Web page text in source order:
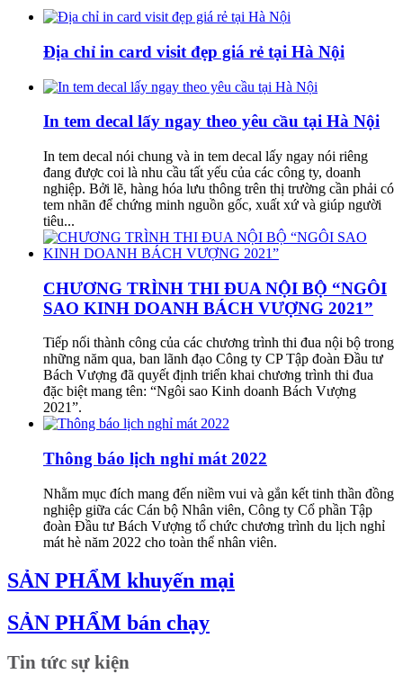
Địa chỉ in card visit đẹp giá rẻ tại Hà Nội
In tem decal lấy ngay theo yêu cầu tại Hà Nội
In tem decal nói chung và in tem decal lấy ngay nói riêng
đang được coi là nhu cầu tất yếu của các công ty, doanh
nghiệp. Bởi lẽ, hàng hóa lưu thông trên thị trường cần phải có
tem nhãn để chứng minh nguồn gốc, xuất xứ và giúp người
tiêu...
CHƯƠNG TRÌNH THI ĐUA NỘI BỘ “NGÔI
SAO KINH DOANH BÁCH VƯỢNG 2021”
Tiếp nối thành công của các chương trình thi đua nội bộ trong
những năm qua, ban lãnh đạo Công ty CP Tập đoàn Đầu tư
Bách Vượng đã quyết định triển khai chương trình thi đua
đặc biệt mang tên: “Ngôi sao Kinh doanh Bách Vượng
2021”.
Thông báo lịch nghỉ mát 2022
Nhằm mục đích mang đến niềm vui và gắn kết tinh thần đồng
nghiệp giữa các Cán bộ Nhân viên, Công ty Cổ phần Tập
đoàn Đầu tư Bách Vượng tổ chức chương trình du lịch nghỉ
mát hè năm 2022 cho toàn thể nhân viên.
SẢN PHẨM khuyến mại
SẢN PHẨM bán chạy
Tin tức sự kiện